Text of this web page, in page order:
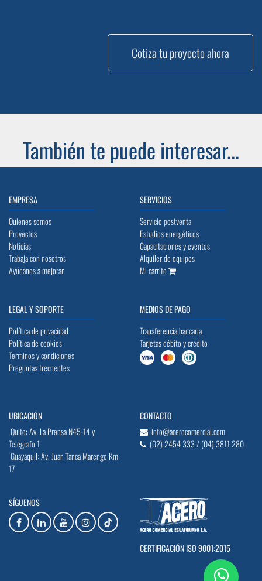
Cotiza tu proyecto ahora
También te puede interesar...
EMPRESA
Quienes somos
Proyectos
Noticias
Trabaja con nosotros
Ayúdanos a mejorar
SERVICIOS
Servicio postventa
Estudios energéticos
Capacitaciones y eventos
Alquiler de equipos
Mi carrito
LEGAL Y SOPORTE
Política de privacidad
Política de cookies
Terminos y condiciones
Preguntas frecuentes
MEDIOS DE PAGO
Transferencia bancaria
Tarjetas débito y crédito
UBICACIÓN
Quito: Av. La Prensa N45-14 y
Telégrafo 1
Guayaquil: Av. Juan Tanca Marengo Km
17
CONTACTO
info@acerocomercial.com
(02) 2454 333 / (04) 3811 280
SÍGUENOS
CERTIFICACIÓN ISO 9001:2015